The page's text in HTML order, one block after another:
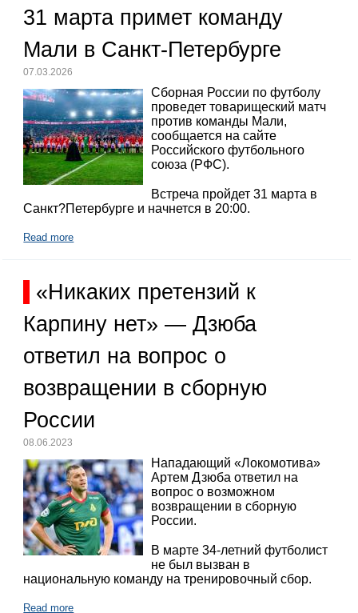
31 марта примет команду
Мали в Санкт-Петербурге
07.03.2026
Сборная России по футболу
проведет товарищеский матч
против команды Мали,
сообщается на сайте
Российского футбольного
союза (РФС).
Встреча пройдет 31 марта в
Санкт?Петербурге и начнется в 20:00.
Read more
«Никаких претензий к
Карпину нет» — Дзюба
ответил на вопрос о
возвращении в сборную
России
08.06.2023
Нападающий «Локомотива»
Артем Дзюба ответил на
вопрос о возможном
возвращении в сборную
России.
В марте 34-летний футболист
не был вызван в
национальную команду на тренировочный сбор.
Read more